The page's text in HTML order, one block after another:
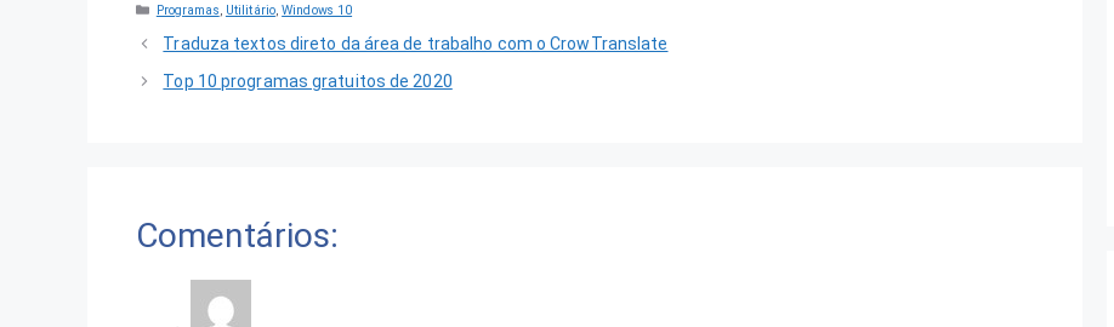
Categorias
Programas, Utilitário,Windows 10
Traduza textos direto da área de trabalho com o CrowTranslate
Top 10 programas gratuitos de 2020
Comentários: